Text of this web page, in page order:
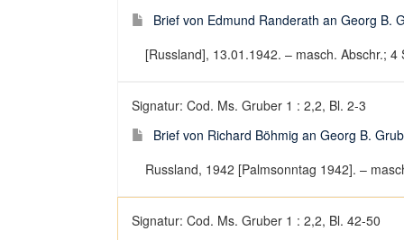
Brief von Edmund Randerath an Georg B.
[Russland], 13.01.1942. – masch. Abschr.; 4
Signatur: Cod. Ms. Gruber 1 : 2,2, Bl. 2-3
Brief von Richard Böhmig an Georg B.
Russland, 1942 [Palmsonntag 1942]. –
Signatur: Cod. Ms. Gruber 1 : 2,2, Bl. 42-50